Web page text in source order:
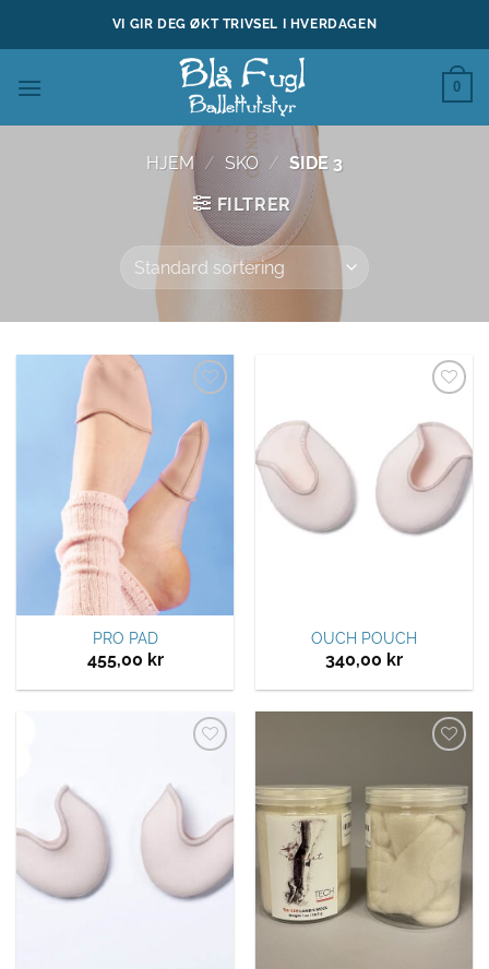
VI GIR DEG ØKT TRIVSEL I HVERDAGEN
0
HJEM / SKO / SIDE 3
FILTRER
ønskeliste
PRO PAD
455,00 kr
ønskeliste
OUCH POUCH
340,00 kr
ønskeliste
ønskeliste